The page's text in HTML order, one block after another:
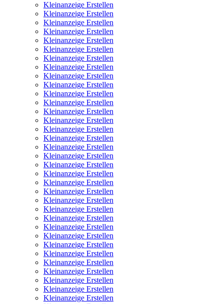
Kleinanzeige Erstellen
Kleinanzeige Erstellen
Kleinanzeige Erstellen
Kleinanzeige Erstellen
Kleinanzeige Erstellen
Kleinanzeige Erstellen
Kleinanzeige Erstellen
Kleinanzeige Erstellen
Kleinanzeige Erstellen
Kleinanzeige Erstellen
Kleinanzeige Erstellen
Kleinanzeige Erstellen
Kleinanzeige Erstellen
Kleinanzeige Erstellen
Kleinanzeige Erstellen
Kleinanzeige Erstellen
Kleinanzeige Erstellen
Kleinanzeige Erstellen
Kleinanzeige Erstellen
Kleinanzeige Erstellen
Kleinanzeige Erstellen
Kleinanzeige Erstellen
Kleinanzeige Erstellen
Kleinanzeige Erstellen
Kleinanzeige Erstellen
Kleinanzeige Erstellen
Kleinanzeige Erstellen
Kleinanzeige Erstellen
Kleinanzeige Erstellen
Kleinanzeige Erstellen
Kleinanzeige Erstellen
Kleinanzeige Erstellen
Kleinanzeige Erstellen
Kleinanzeige Erstellen